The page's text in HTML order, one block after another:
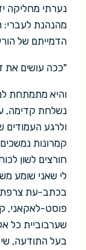
נערתי מחליקה
מהנהנת לעברי:
הדמייתם של
"ככה עושים את
והיא מתמתחת
נשלחת קדימה,
ולרגע העמודים
קמרונות
חורצים לשון
לי שאני שומע
בכתב-עת צרפתי
פוסט-לאקאני,
שערבוביית כל
בעל התודעה,